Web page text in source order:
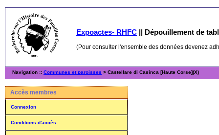
Expoactes- RHFC || Dépouillement de
(Pour consulter l'ensemble des données devenez
Navigation :: Communes et paroisses > Castellare di Casinca [Haute Corse](X)
Accès membres
Connexion
Conditions d'accès